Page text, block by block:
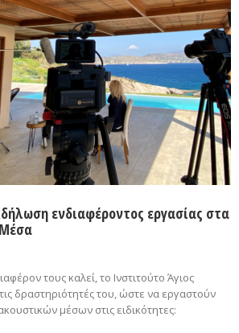
ενδιαφέροντος εργασίας στα
τους καλεί, το Ινστιτούτο Άγιος
δραστηριότητές του, ώστε να εργαστούν
μέσων στις ειδικότητες: